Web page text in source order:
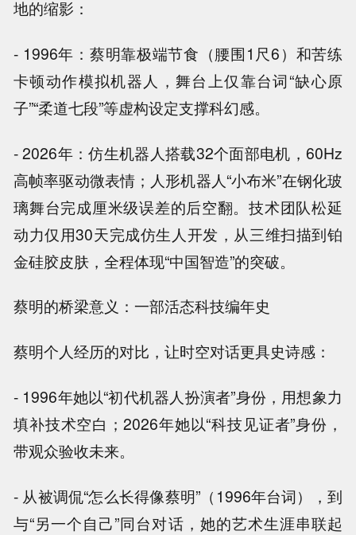
地的缩影：
- 1996年：蔡明靠极端节食（腰围1尺6）和苦练
卡顿动作模拟机器人，舞台上仅靠台词“缺心原
子”“柔道七段”等虚构设定支撑科幻感。
- 2026年：仿生机器人搭载32个面部电机，60Hz
高帧率驱动微表情；人形机器人“小布米”在钢化玻
璃舞台完成厘米级误差的后空翻。技术团队松延
动力仅用30天完成仿生人开发，从三维扫描到铂
金硅胶皮肤，全程体现“中国智造”的突破。
蔡明的桥梁意义：一部活态科技编年史
蔡明个人经历的对比，让时空对话更具史诗感：
- 1996年她以“初代机器人扮演者”身份，用想象力
填补技术空白；2026年她以“科技见证者”身份，
带观众验收未来。
- 从被调侃“怎么长得像蔡明”（1996年台词），到
与“另一个自己”同台对话，她的艺术生涯串联起